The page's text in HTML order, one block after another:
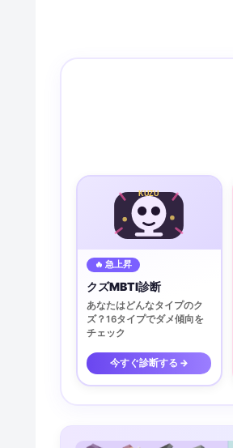
KUZU
🔥 急上昇
クズMBTI診断
あなたはどんなタイプのク
ズ？16タイプでダメ傾向を
チェック
今すぐ診断する →